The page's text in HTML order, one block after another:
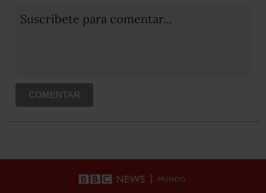
Suscribete para comentar...
COMENTAR